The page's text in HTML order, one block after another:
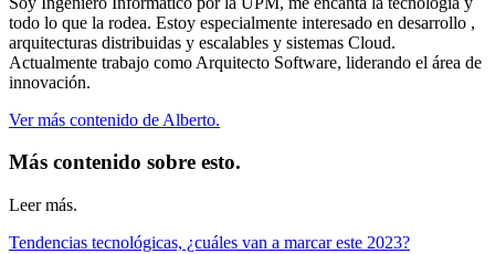
todo lo que la rodea. Estoy especialmente interesado en desarrollo ,
arquitecturas distribuidas y escalables y sistemas Cloud.
Actualmente trabajo como Arquitecto Software, liderando el área de
innovación.
Ver más contenido de Alberto.
Más contenido sobre esto.
Leer más.
Tendencias tecnológicas, ¿cuáles van a marcar este 2023?